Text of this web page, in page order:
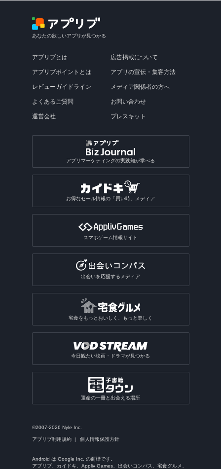
あなたの欲しいアプリが見つかる
アプリブとは
アプリブポイントとは
レビューガイドライン
よくあるご質問
運営会社
広告掲載について
アプリの宣伝・集客方法
メディア関係者の方へ
お問い合わせ
プレスキット
アプリマーケティングの実践知が学べる
お得なセール情報の「買い時」メディア
スマホゲーム情報サイト
出会いを応援するメディア
宅食をもっとおいしく、もっと楽しく
今日観たい映画・ドラマが見つかる
運命の一冊と出会える場所
©2007-2026 Nyle Inc.
アプリブ利用規約 個人情報保護方針
Android は Google Inc. の商標です。
アプリブ、カイドキ、Appliv Games、出会いコンパス、宅食グルメ、